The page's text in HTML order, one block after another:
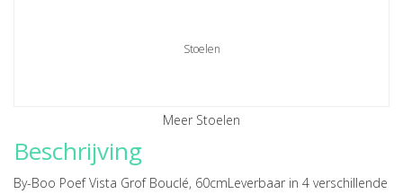
Stoelen
Meer Stoelen
Beschrijving
By-Boo Poef Vista Grof Bouclé, 60cmLeverbaar in 4 verschillende